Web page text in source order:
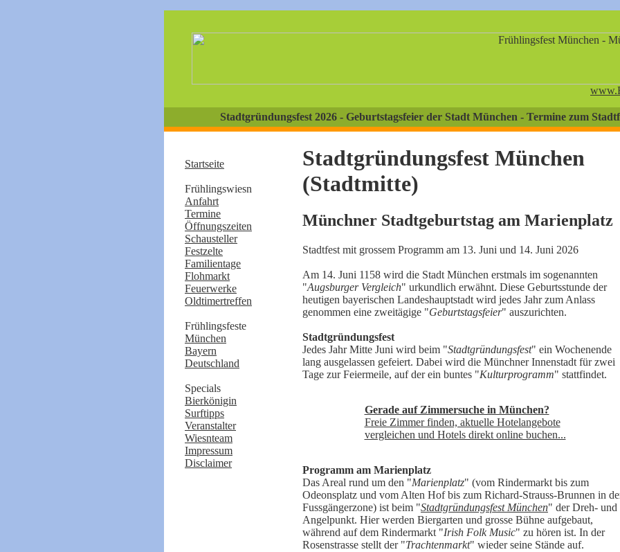
Stadtgründungsfest 2026 - Geburtstagsfeier der Stadt München - Termine zum
Startseite
Frühlingswiesn
Anfahrt
Termine
Öffnungszeiten
Schausteller
Festzelte
Familientage
Flohmarkt
Feuerwerke
Oldtimertreffen
Frühlingsfeste
München
Bayern
Deutschland
Specials
Bierkönigin
Surftipps
Veranstalter
Wiesnteam
Impressum
Disclaimer
Stadtgründungsfest München
(Stadtmitte)
Münchner Stadtgeburtstag am Marienplatz
Stadtfest mit grossem Programm am 13. Juni und 14. Juni 2026
Am 14. Juni 1158 wird die Stadt München erstmals im sogenannten
"Augsburger Vergleich" urkundlich erwähnt. Diese Geburtsstunde der
heutigen bayerischen Landeshauptstadt wird jedes Jahr zum Anlass
genommen eine zweitägige "Geburtstagsfeier" auszurichten.
Stadtgründungsfest
Jedes Jahr Mitte Juni wird beim "Stadtgründungsfest" ein Wochenende
lang ausgelassen gefeiert. Dabei wird die Münchner Innenstadt für zwei
Tage zur Feiermeile, auf der ein buntes "Kulturprogramm" stattfindet.
Gerade auf Zimmersuche in München?
Freie Zimmer finden, aktuelle Hotelangebote
vergleichen und Hotels direkt online buchen...
Programm am Marienplatz
Das Areal rund um den "Marienplatz" (vom Rindermarkt bis zum
Odeonsplatz und vom Alten Hof bis zum Richard-Strauss-Brunnen in
Fussgängerzone) ist beim "Stadtgründungsfest München" der Dreh- und
Angelpunkt. Hier werden Biergarten und grosse Bühne aufgebaut,
während auf dem Rindermarkt "Irish Folk Music" zu hören ist. In der
Rosenstrasse stellt der "Trachtenmarkt" wieder seine Stände auf.